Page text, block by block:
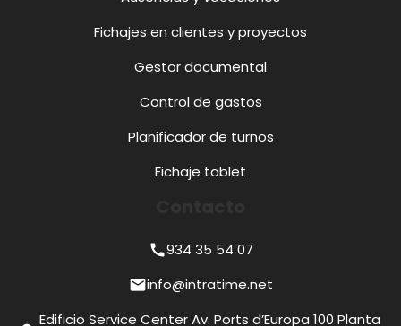
Fichajes en clientes y proyectos
Gestor documental
Control de gastos
Planificador de turnos
Fichaje tablet
call934 35 54 07
mailinfo@intratime.net
Edificio Service Center Av. Ports d’Europa 100 Planta